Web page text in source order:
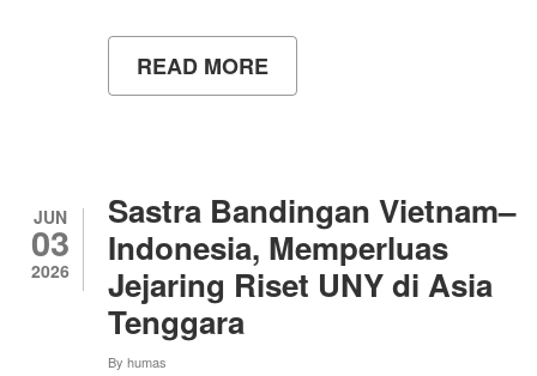
READ MORE
WUJUDKAN
AKSI
KONSERVASI
PESISIR
DALAM
RANGKAIAN
INTERNATIONAL
JUN
03
2026
Sastra Bandingan Vietnam–
Indonesia, Memperluas
Jejaring Riset UNY di Asia
Tenggara
By humas